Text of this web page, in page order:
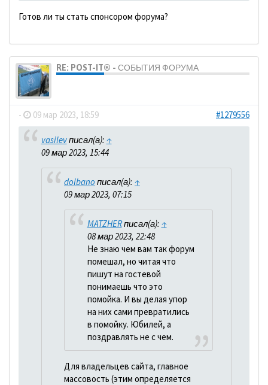
Готов ли ты стать спонсором форума?
RE: POST-IT® - СОБЫТИЯ ФОРУМА
- 09 мар 2023, 18:59 #1279556
vasilevписал(а): ↑
09 мар 2023, 15:44
dolbano писал(а): ↑
09 мар 2023, 07:15
MATZHERписал(а): ↑
08 мар 2023, 22:48
Не знаю чем вам так форум
помешал, но читая что
пишут на гостевой
понимаешь что это
помойка. И вы делая упор
на них сами превратились
в помойку. Юбилей, а
поздравлять не с чем.
Для владельцев сайта, главное
массовость (этим определяется